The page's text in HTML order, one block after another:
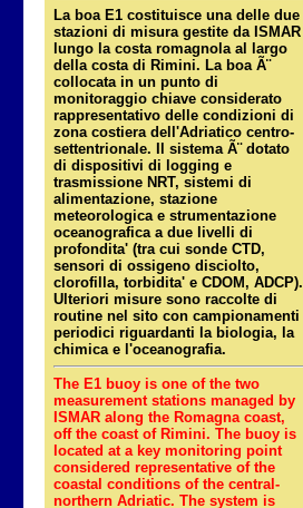
La boa E1 costituisce una delle due
stazioni di misura gestite da ISMAR
lungo la costa romagnola al largo
della costa di Rimini. La boa Ã¨
collocata in un punto di
monitoraggio chiave considerato
rappresentativo delle condizioni di
zona costiera dell'Adriatico centro-
settentrionale. Il sistema Ã¨ dotato
di dispositivi di logging e
trasmissione NRT, sistemi di
alimentazione, stazione
meteorologica e strumentazione
oceanografica a due livelli di
profondita' (tra cui sonde CTD,
sensori di ossigeno disciolto,
clorofilla, torbidita' e CDOM, ADCP).
Ulteriori misure sono raccolte di
routine nel sito con campionamenti
periodici riguardanti la biologia, la
chimica e l'oceanografia.
The E1 buoy is one of the two
measurement stations managed by
ISMAR along the Romagna coast,
off the coast of Rimini. The buoy is
located at a key monitoring point
considered representative of the
coastal conditions of the central-
northern Adriatic. The system is